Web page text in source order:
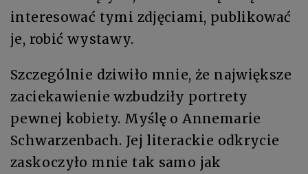
interesować tymi zdjęciami, publikować
je, robić wystawy.
Szczególnie dziwiło mnie, że największe
zaciekawienie wzbudziły portrety
pewnej kobiety. Myślę o Annemarie
Schwarzenbach. Jej literackie odkrycie
zaskoczyło mnie tak samo jak